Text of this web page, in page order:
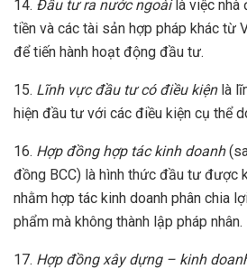
14. Đầu tư ra nước ngoàilà việc nhà
tiền và các tài sản hợp pháp khác từ
để tiến hành hoạt động đầu tư.
15. Lĩnh vực đầu tư có điều kiệnlà
hiện đầu tư với các điều kiện cụ thể
16. Hợp đồng hợp tác kinh doanh
đồng BCC) là hình thức đầu tư được
nhằm hợp tác kinh doanh phân chia
phẩm mà không thành lập pháp nhân.
17. Hợp đồng xây dựng – kinh